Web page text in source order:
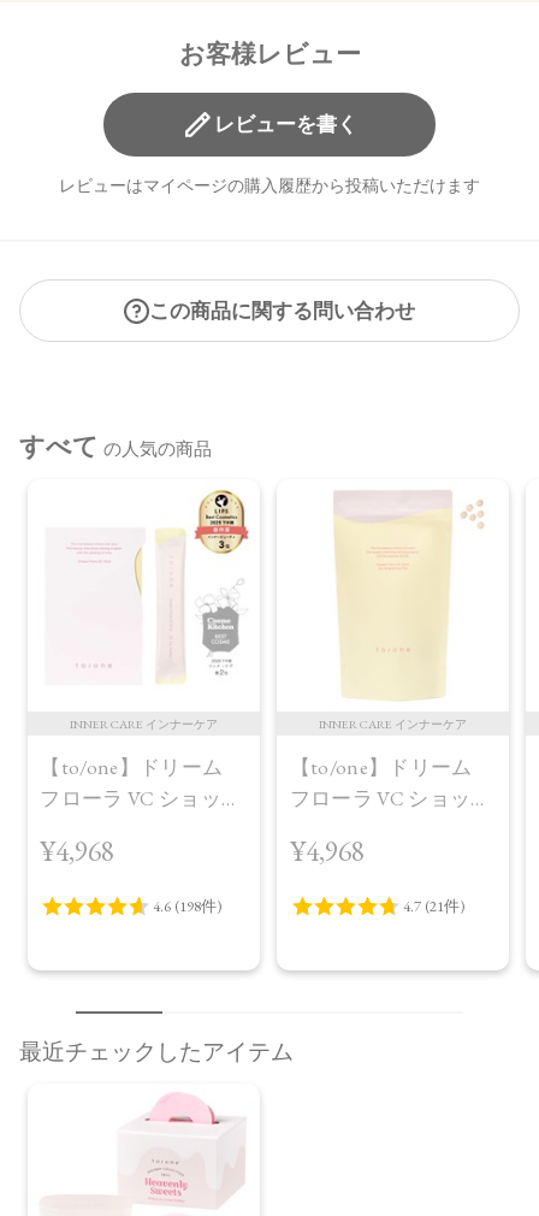
【ご使用方法】
・ペタル フロート フローレス タッチ 01
指先またはブラシに適量をとり、気になる部分になじませま
付属のパフに適量をとり、肌をなでるようにやさしく滑らせ
ながら塗布します。
【全成分】
・ペタル フロート フローレス タッチ 01
左上：トリ（カプリル酸／カプリン酸）グリセリル、ミリス
チン酸デキストリン、パルミチン酸デキストリン、トリイソ
ステアリン酸ポリグリセリル－2、シリカ、セスキイソステア
リン酸ソルビタン、ダイマージリノレイル水添ロジン縮合
物、トコフェロール、水酸化Al、アボカド油、アルガニアス
ピノサ核油、オプンチアフィクスインジカ種子油、スクワラ
ン、ホホバ種子油、ローズマリー葉油、アーモンド油、アン
右上・下段：スクワラン、パルミチン酸デキストリン、ダイ
マージリノール酸ジ（イソステアリル／フィトステリル）、
Al、トコフェロール、アボカド油、アルガニアスピノサ核
ーズマリー葉油、アーモンド油、アンズ核油、オリーブ果実
油、（＋／－）酸化チタン、酸化鉄、マイカ
・ルミナス ヴェール フェイスパウダー EX02
タルク、硫酸Ca水和物、炭酸Ca、マイカ、シリカ、合成フル
コール、水添ヤシ油、エチルヘキシルグリセリン、カプリル
酸グリセリル、シルク、酸化スズ、アロエベラ葉エキス、
水、BG、オプンチアフィクスインジカ種子油、ヒマワリ種子
油、エタノール、トコフェロール、ウメ果実エキス、ユズ果
実エキス、シャクヤク根エキス、ハマナス花エキス、ラベン
お客様レビュー
レビューを書く
レビューはマイページの購入履歴から投稿いただけます
この商品に関する問い合わせ
すべて の人気の商品
INNER CARE インナーケア
【to/one】ドリーム
フローラ VC ショット
¥4,968
INNER CARE インナーケア
【to/one】ドリーム
フローラ VC ショット
プラス＜限定品＞
¥4,968
最近チェックしたアイテム